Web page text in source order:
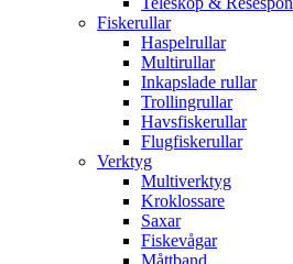
Fiskerullar
Haspelrullar
Multirullar
Inkapslade rullar
Trollingrullar
Havsfiskerullar
Flugfiskerullar
Verktyg
Multiverktyg
Kroklossare
Saxar
Fiskevågar
Måttband